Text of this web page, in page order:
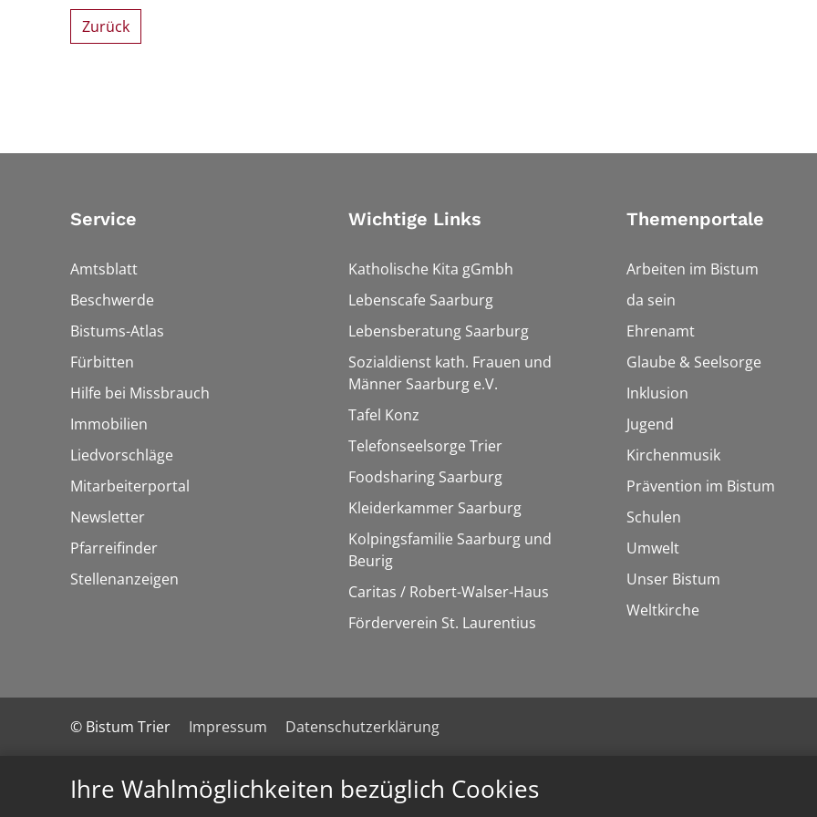
Ihre Wahlmöglichkeiten bezüglich Cookies
Zurück
Service
Amtsblatt
Beschwerde
Bistums-Atlas
Fürbitten
Hilfe bei Missbrauch
Immobilien
Liedvorschläge
Mitarbeiterportal
Newsletter
Pfarreifinder
Stellenanzeigen
Wichtige Links
Katholische Kita gGmbh
Lebenscafe Saarburg
Lebensberatung Saarburg
Sozialdienst kath. Frauen und
Männer Saarburg e.V.
Tafel Konz
Telefonseelsorge Trier
Foodsharing Saarburg
Kleiderkammer Saarburg
Kolpingsfamilie Saarburg und
Beurig
Caritas / Robert-Walser-Haus
Förderverein St. Laurentius
Themenportale
Arbeiten im Bistum
da sein
Ehrenamt
Glaube & Seelsorge
Inklusion
Jugend
Kirchenmusik
Prävention im Bistum
Schulen
Umwelt
Unser Bistum
Weltkirche
© Bistum Trier Impressum Datenschutzerklärung